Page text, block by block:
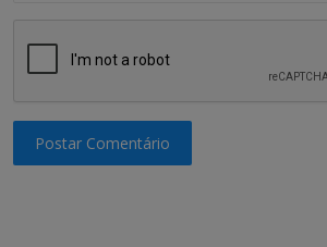
Postar Comentário